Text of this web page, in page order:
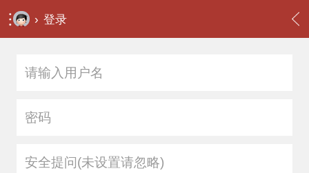
› 登录
安全提问(未设置请忽略)